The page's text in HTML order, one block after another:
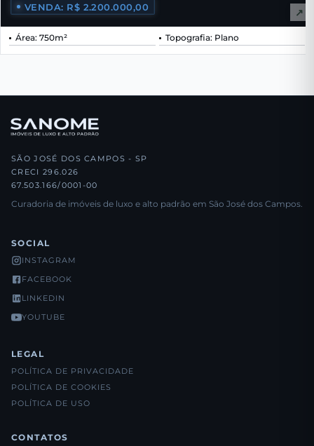
VENDA: R$ 2.200.000,00 ↗
Área: 750m² Topografia: Plano
SÃO JOSÉ DOS CAMPOS - SP
CRECI 296.026
67.503.166/0001-00
Curadoria de imóveis de luxo e alto padrão em São José dos Campos.
SOCIAL
INSTAGRAM
FACEBOOK
LINKEDIN
YOUTUBE
LEGAL
POLÍTICA DE PRIVACIDADE
POLÍTICA DE COOKIES
POLÍTICA DE USO
CONTATOS